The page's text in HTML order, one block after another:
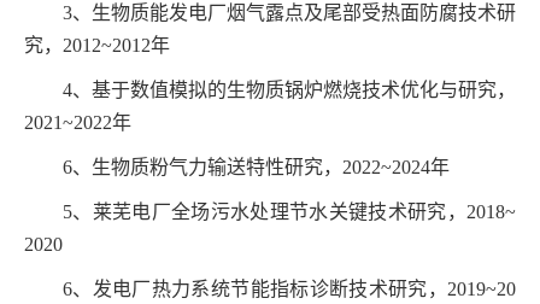
3、生物质能发电厂烟气露点及尾部受热面防腐技术研
究， 2012~2012年
4、基于数值模拟的生物质锅炉燃烧技术优化与研究，
2021~2022年
6、生物质粉气力输送特性研究， 2022~2024年
5、莱芜电厂全场污水处理节水关键技术研究， 2018~
2020
6、发电厂热力系统节能指标诊断技术研究， 2019~20